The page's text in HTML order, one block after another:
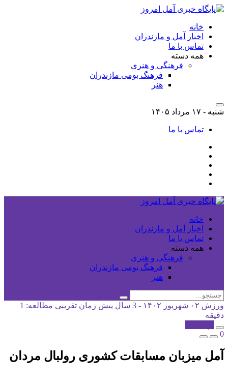
خانه
اخبار آمل و مازندران
تماس با ما
همه دسته
فرهنگی و هنری
فرهنگ بومی مازندران
هنر
شنبه - ۱۷ مرداد ۱۴۰۵
تماس با ما
خانه
اخبار آمل و مازندران
تماس با ما
همه دسته
فرهنگی و هنری
فرهنگ بومی مازندران
هنر
ورزش ۰۲ شهریور ۱۴۰۲ - 3 سال پیش
زمان تقریبی مطالعه: 1
دقیقه
0
آمل میزبان مسابقات کشوری رولبال مردان